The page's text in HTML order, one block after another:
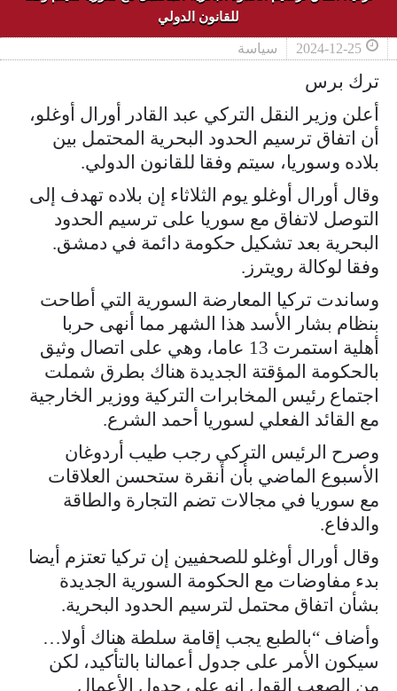
للقانون الدولي
2024-12-25 سياسة
ترك برس
أعلن وزير النقل التركي عبد القادر أورال أوغلو،
أن اتفاق ترسيم الحدود البحرية المحتمل بين
بلاده وسوريا، سيتم وفقا للقانون الدولي.
وقال أورال أوغلو يوم الثلاثاء إن بلاده تهدف إلى
التوصل لاتفاق مع سوريا على ترسيم الحدود
البحرية بعد تشكيل حكومة دائمة في دمشق.
وفقا لوكالة رويترز.
وساندت تركيا المعارضة السورية التي أطاحت
بنظام بشار الأسد هذا الشهر مما أنهى حربا
أهلية استمرت 13 عاما، وهي على اتصال وثيق
بالحكومة المؤقتة الجديدة هناك بطرق شملت
اجتماع رئيس المخابرات التركية ووزير الخارجية
مع القائد الفعلي لسوريا أحمد الشرع.
وصرح الرئيس التركي رجب طيب أردوغان
الأسبوع الماضي بأن أنقرة ستحسن العلاقات
مع سوريا في مجالات تضم التجارة والطاقة
والدفاع.
وقال أورال أوغلو للصحفيين إن تركيا تعتزم أيضا
بدء مفاوضات مع الحكومة السورية الجديدة
بشأن اتفاق محتمل لترسيم الحدود البحرية.
وأضاف “بالطبع يجب إقامة سلطة هناك أولا…
سيكون الأمر على جدول أعمالنا بالتأكيد، لكن
من الصعب القول إنه على جدول الأعمال